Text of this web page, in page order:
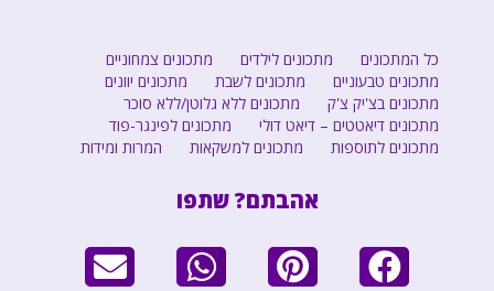
כל המתכונים מתכונים לילדים
מתכונים צמחוניים
מתכונים טבעוניים
מתכונים לשבת
מתכונים יוונים
מתכונים בצ'יק צ'ק
מתכונים ללא גלוטן/ללא סוכר
מתכונים דיאטטים – דיאט דולי
מתכונים לפינגר-פוד
מתכונים לתוספות
מתכונים למשקאות המרות ומידות
אהבתם? שתפו